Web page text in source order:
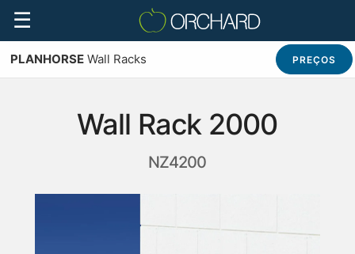
☰
PLANHORSE Wall Racks PREÇOS
Wall Rack 2000
NZ4200